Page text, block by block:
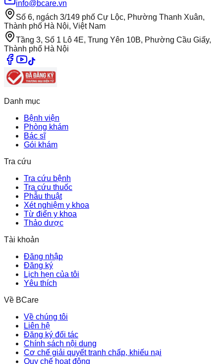
info@bcare.vn
Số 6, ngách 3/149 phố Cự Lộc, Phường Thanh Xuân,
Thành phố Hà Nội, Việt Nam
Tầng 3, Số 1 Lô 4E, Trung Yên 10B, Phường Cầu Giấy,
Thành phố Hà Nội
Danh mục
Bệnh viện
Phòng khám
Bác sĩ
Gói khám
Tra cứu
Tra cứu bệnh
Tra cứu thuốc
Phẫu thuật
Xét nghiệm y khoa
Từ điển y khoa
Thảo dược
Tài khoản
Đăng nhập
Đăng ký
Lịch hẹn của tôi
Yêu thích
Về BCare
Về chúng tôi
Liên hệ
Đăng ký đối tác
Chính sách nội dung
Cơ chế giải quyết tranh chấp, khiếu nại
Quy chế hoạt động